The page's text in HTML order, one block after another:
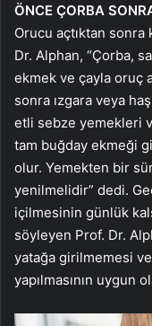
ÖNCE ÇORBA
Orucu açtıktan
Dr. Alphan, “Çorba,
ekmek ve çayla oruç
sonra ızgara veya
etli sebze yemekleri
tam buğday ekmeği
olur. Yemekten bir
yenilmelidir” dedi.
içilmesinin günlük
söyleyen Prof. Dr.
yatağa girilmemesi
yapılmasının uygun